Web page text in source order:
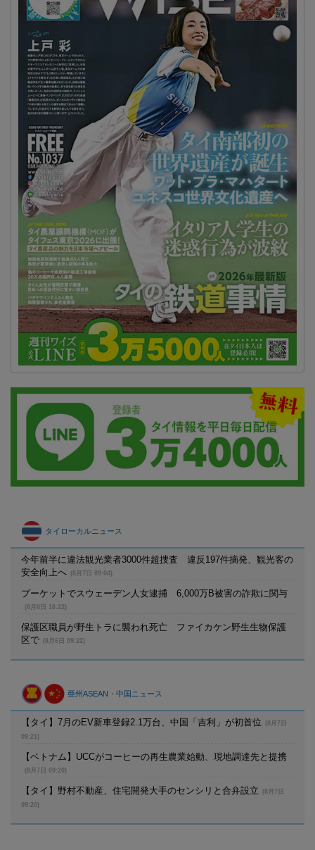
タイローカルニュース
今年前半に違法観光業者3000件超捜査 違反197件摘発、観光客の
安全向上へ
(8月7日 09:04)
プーケットでスウェーデン人女逮捕 6,000万B被害の詐欺に関与
(8月6日 16:22)
保護区職員が野生トラに襲われ死亡 ファイカケン野生生物保護
区で
(8月6日 09:22)
亜州ASEAN・中国ニュース
【タイ】7月のEV新車登録2.1万台、中国「吉利」が初首位
(8月7日
09:21)
【ベトナム】UCCがコーヒーの再生農業始動、現地調達先と提携
(8月7日 09:20)
【タイ】野村不動産、住宅開発大手のセンシリと合弁設立
(8月7日
09:20)